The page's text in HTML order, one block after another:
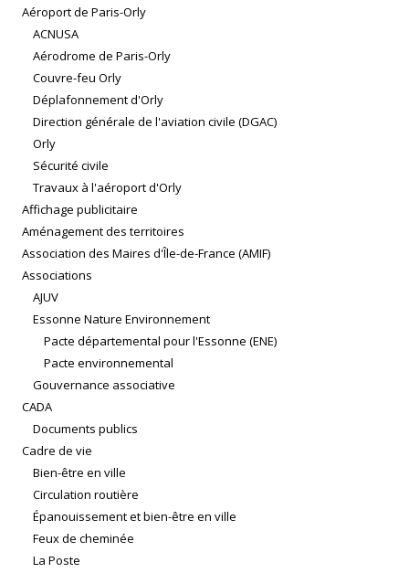
Aéroport de Paris-Orly
ACNUSA
Aérodrome de Paris-Orly
Couvre-feu Orly
Déplafonnement d'Orly
Direction générale de l'aviation civile (DGAC)
Orly
Sécurité civile
Travaux à l'aéroport d'Orly
Affichage publicitaire
Aménagement des territoires
Association des Maires d'Île-de-France (AMIF)
Associations
AJUV
Essonne Nature Environnement
Pacte départemental pour l'Essonne (ENE)
Pacte environnemental
Gouvernance associative
CADA
Documents publics
Cadre de vie
Bien-être en ville
Circulation routière
Épanouissement et bien-être en ville
Feux de cheminée
La Poste